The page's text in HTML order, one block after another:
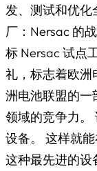
发、测试和优化
厂：Nersac 的
标 Nersac 试点
礼，标志着欧洲
洲电池联盟的一
领域的竞争力。
设备。 这样就
这种最先进的设